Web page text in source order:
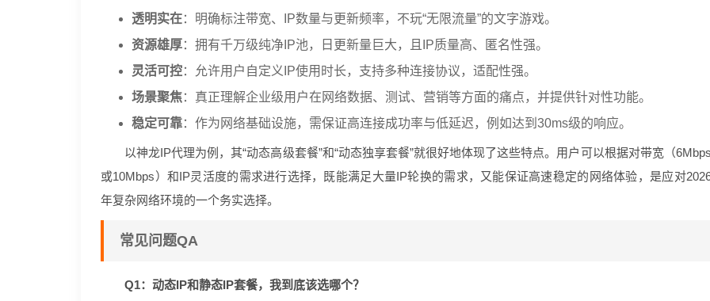
透明实在：明确标注带宽、IP数量与更新频率，不玩“无限流量”的文字游戏。
资源雄厚：拥有千万级纯净IP池，日更新量巨大，且IP质量高、匿名性强。
灵活可控：允许用户自定义IP使用时长，支持多种连接协议，适配性强。
场景聚焦：真正理解企业级用户在网络数据、测试、营销等方面的痛点，并提供针对性功能。
稳定可靠：作为网络基础设施，需保证高连接成功率与低延迟，例如达到30ms级的响应。
以神龙IP代理为例，其“动态高级套餐”和“动态独享套餐”就很好地体现了这些特点。用户可以根据对带宽（
或10Mbps）和IP灵活度的需求进行选择，既能满足大量IP轮换的需求，又能保证高速稳定的网络体验，是应对
年复杂网络环境的一个务实选择。
常见问题QA
Q1：动态IP和静态IP套餐，我到底该选哪个？